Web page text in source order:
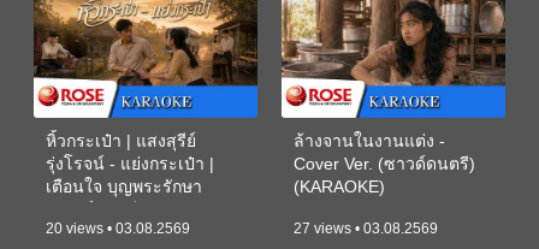
หิ้วกระเป๋า | แสงสุรีย์
รุ่งโรจน์ - แย่งกระเป๋า |
เตือนใจ บุญพระรักษา
20 views • 03.08.2569
ล้างจานในงานแต่ง -
Cover Ver. (ซาวด์ดนตรี)
(KARAOKE)
27 views • 03.08.2569